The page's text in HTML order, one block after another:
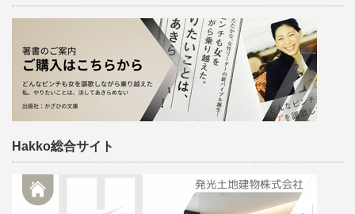
Hakko総合サイト